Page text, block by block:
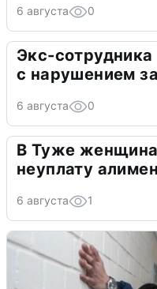
6 августа 0
Экс-
с нарушением
6 августа 0
В Туже
неуплату
6 августа 1